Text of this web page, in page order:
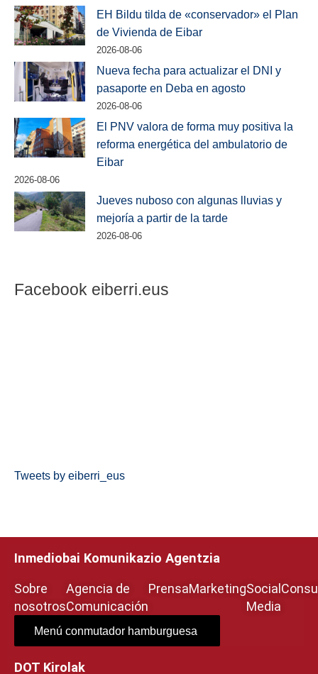
EH Bildu tilda de «conservador» el Plan
de Vivienda de Eibar
2026-08-06
Nueva fecha para actualizar el DNI y
pasaporte en Deba en agosto
2026-08-06
El PNV valora de forma muy positiva la
reforma energética del ambulatorio de
Eibar
2026-08-06
Jueves nuboso con algunas lluvias y
mejoría a partir de la tarde
2026-08-06
Facebook eiberri.eus
Tweets by eiberri_eus
Inmediobai Komunikazio Agentzia
Sobre
nosotros
Agencia de
Comunicación
PrensaMarketingSocial
Media
Menú conmutador hamburguesa
DOT Kirolak